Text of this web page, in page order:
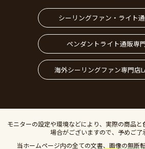
シーリングファン・ライト
ペンダントライト通販専
海外シーリングファン専門店
モニターの設定や環境などにより、実際の商品と
場合がございますので、予めご了
当ホームページ内の全ての文書、画像の無断